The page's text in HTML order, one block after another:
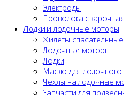
Электроды
Проволока сварочная
Лодки и лодочные моторы
Жилеты спасательные
Лодочные моторы
Лодки
Масло для
Чехлы на лодочные
Запчасти для